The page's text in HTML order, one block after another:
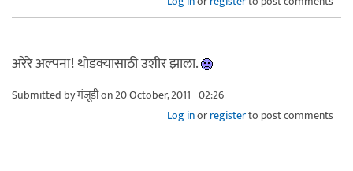
अरेरे अल्पना! थोडक्यासाठी उशीर झाला.
Submitted byमंजूडीon 20 October, 2011 - 02:26
Log inorregisterto post comments